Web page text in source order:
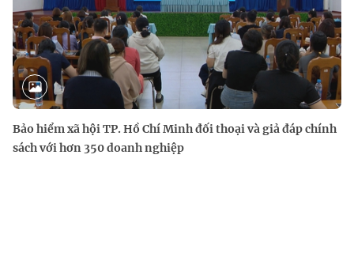
Bảo hiểm xã hội TP. Hồ Chí Minh đối thoại và giả đáp chính
sách với hơn 350 doanh nghiệp